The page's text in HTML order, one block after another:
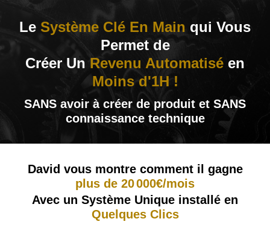
Le Système Clé En Main qui Vous
Permet de
Créer Un Revenu Automatisé en
Moins d'1H !
SANS avoir à créer de produit et SANS
connaissance technique
David vous montre comment il gagne
plus de 20000€/mois
Avec un Système Unique installé en
Quelques Clics